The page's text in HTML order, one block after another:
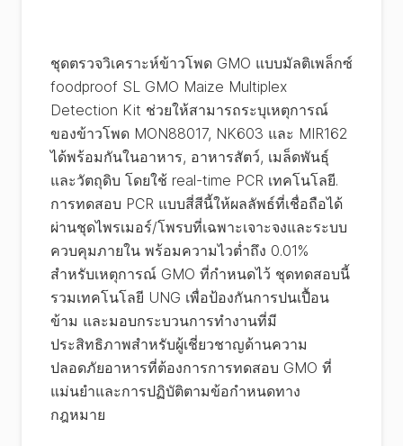
ชุดตรวจวิเคราะห์ข้าวโพด GMO แบบมัลติเพล็กซ์
foodproof SL GMO Maize Multiplex
Detection Kit ช่วยให้สามารถระบุเหตุการณ์
ของข้าวโพด MON88017, NK603 และ MIR162
ได้พร้อมกันในอาหาร, อาหารสัตว์, เมล็ดพันธุ์
และวัตถุดิบ โดยใช้ real-time PCR เทคโนโลยี.
การทดสอบ PCR แบบสี่สีนี้ให้ผลลัพธ์ที่เชื่อถือได้
ผ่านชุดไพรเมอร์/โพรบที่เฉพาะเจาะจงและระบบ
ควบคุมภายใน พร้อมความไวต่ำถึง 0.01%
สำหรับเหตุการณ์ GMO ที่กำหนดไว้ ชุดทดสอบนี้
รวมเทคโนโลยี UNG เพื่อป้องกันการปนเปื้อน
ข้าม และมอบกระบวนการทำงานที่มี
ประสิทธิภาพสำหรับผู้เชี่ยวชาญด้านความ
ปลอดภัยอาหารที่ต้องการการทดสอบ GMO ที่
แม่นยำและการปฏิบัติตามข้อกำหนดทาง
กฎหมาย